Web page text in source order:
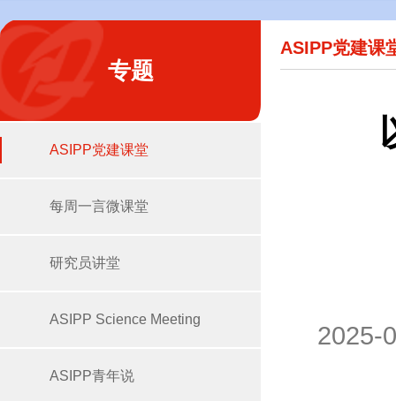
专题
ASIPP党建课堂
每周一言微课堂
研究员讲堂
ASIPP Science Meeting
ASIPP青年说
ASIPP党建课
2025-